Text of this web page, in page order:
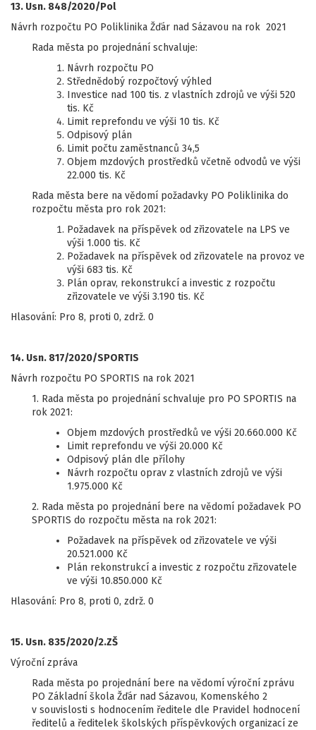
13. Usn. 848/2020/Pol
Návrh rozpočtu PO Poliklinika Žďár nad Sázavou na rok 2021
Rada města po projednání schvaluje:
Návrh rozpočtu PO
Střednědobý rozpočtový výhled
Investice nad 100 tis. z vlastních zdrojů ve výši 520
tis. Kč
Limit reprefondu ve výši 10 tis. Kč
Odpisový plán
Limit počtu zaměstnanců 34,5
Objem mzdových prostředků včetně odvodů ve výši
22.000 tis. Kč
Rada města bere na vědomí požadavky PO Poliklinika do
rozpočtu města pro rok 2021:
Požadavek na příspěvek od zřizovatele na LPS ve
výši 1.000 tis. Kč
Požadavek na příspěvek od zřizovatele na provoz ve
výši 683 tis. Kč
Plán oprav, rekonstrukcí a investic z rozpočtu
zřizovatele ve výši 3.190 tis. Kč
Hlasování: Pro 8, proti 0, zdrž. 0
14. Usn. 817/2020/SPORTIS
Návrh rozpočtu PO SPORTIS na rok 2021
1. Rada města po projednání schvaluje pro PO SPORTIS na
rok 2021:
Objem mzdových prostředků ve výši 20.660.000 Kč
Limit reprefondu ve výši 20.000 Kč
Odpisový plán dle přílohy
Návrh rozpočtu oprav z vlastních zdrojů ve výši
1.975.000 Kč
2. Rada města po projednání bere na vědomí požadavek PO
SPORTIS do rozpočtu města na rok 2021:
Požadavek na příspěvek od zřizovatele ve výši
20.521.000 Kč
Plán rekonstrukcí a investic z rozpočtu zřizovatele
ve výši 10.850.000 Kč
Hlasování: Pro 8, proti 0, zdrž. 0
15. Usn. 835/2020/2.ZŠ
Výroční zpráva
Rada města po projednání bere na vědomí výroční zprávu
PO Základní škola Žďár nad Sázavou, Komenského 2
v souvislosti s hodnocením ředitele dle Pravidel hodnocení
ředitelů a ředitelek školských příspěvkových organizací ze